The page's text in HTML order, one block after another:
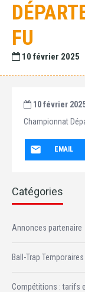
FU
10 février 2025
10 février
Championnat
EMAIL
Catégories
Annonces partenaire
Ball-Trap Temporaires
Compétitions : tarifs